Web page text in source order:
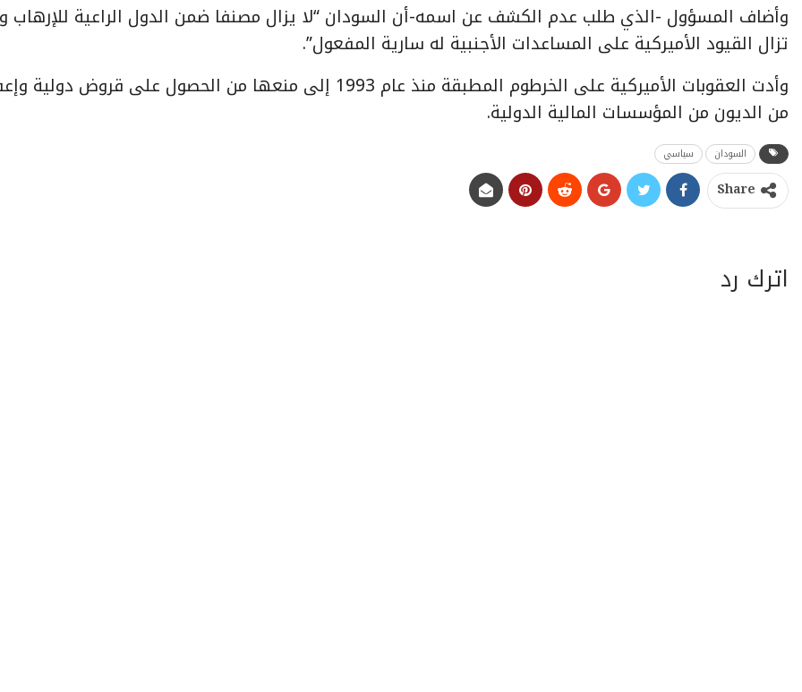
وأضاف المسؤول -الذي طلب عدم الكشف عن اسمه-أن السودان “لا يزال مصنفا ضمن الدول الراعية للإرهاب
تزال القيود الأميركية على المساعدات الأجنبية له سارية المفعول”.
وأدت العقوبات الأميركية على الخرطوم المطبقة منذ عام 1993 إلى منعها من الحصول على قروض
من الديون من المؤسسات المالية الدولية.
السودان سياسي
Share
اترك رد